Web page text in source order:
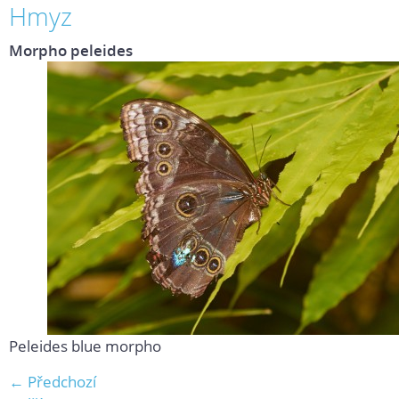
Hmyz
Morpho peleides
Peleides blue morpho
← Předchozí